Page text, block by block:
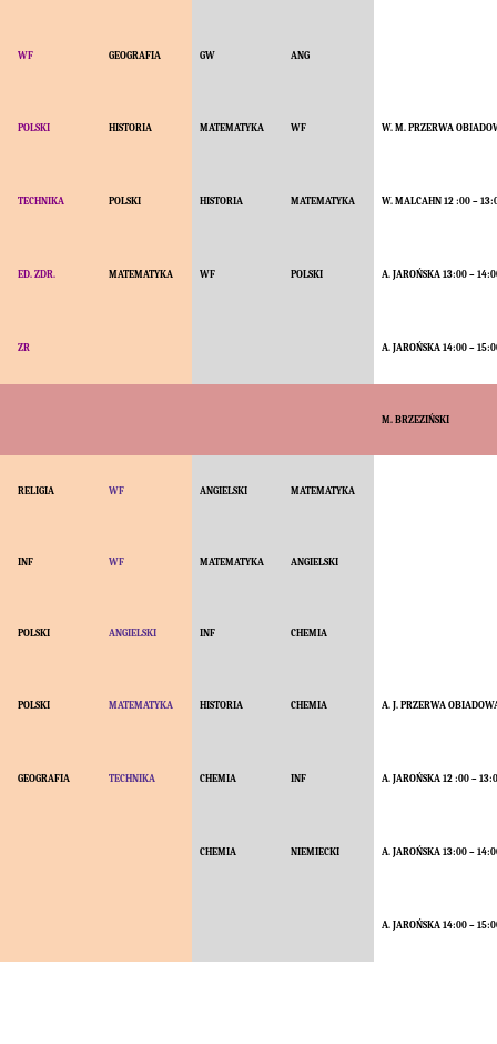
WF GEOGRAFIA GW ANG
POLSKI HISTORIA MATEMATYKA WF W. M. PRZERWA
TECHNIKA POLSKI HISTORIA MATEMATYKA W. MALCAHN 12 :00 –
ED. ZDR. MATEMATYKA WF POLSKI A. JAROŃSKA 13:00 –
ZR A. JAROŃSKA 14:00 –
M. BRZEZIŃSKI
RELIGIA WF ANGIELSKI MATEMATYKA
INF WF MATEMATYKA ANGIELSKI
POLSKI ANGIELSKI INF CHEMIA
POLSKI MATEMATYKA HISTORIA CHEMIA A. J. PRZERWA
GEOGRAFIA TECHNIKA CHEMIA INF A. JAROŃSKA 12 :00 –
CHEMIA NIEMIECKI A. JAROŃSKA 13:00 –
A. JAROŃSKA 14:00 –